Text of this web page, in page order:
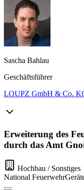
Sascha Bahlau
Geschäftsführer
LOUPZ GmbH & Co.
Erweiterung des
durch das Amt
Hochbau / Sonstiges
National Feuerwehr